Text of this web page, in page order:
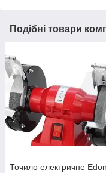
Подібні товари
Точило електричне Edon